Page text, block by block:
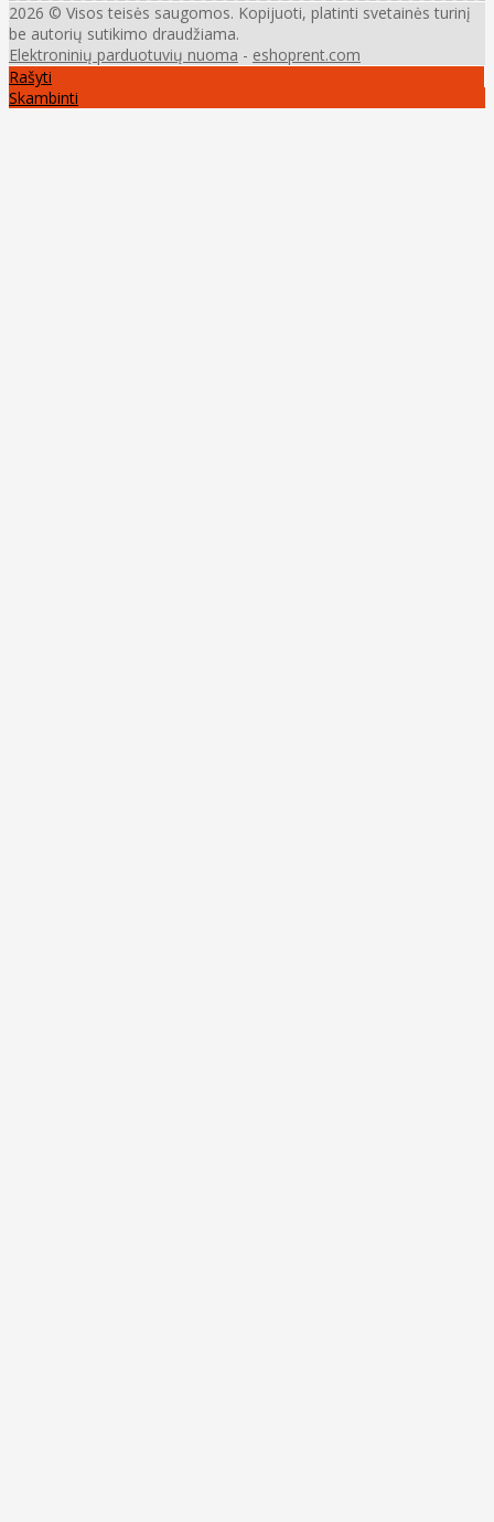
2026 © Visos teisės saugomos. Kopijuoti, platinti svetainės turinį
be autorių sutikimo draudžiama.
Elektroninių parduotuvių nuoma - eshoprent.com
Rašyti
Skambinti